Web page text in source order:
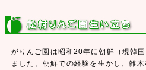
がりんご園は昭和20年に朝鮮（現韓
ました。朝鮮での経験を生かし、雑